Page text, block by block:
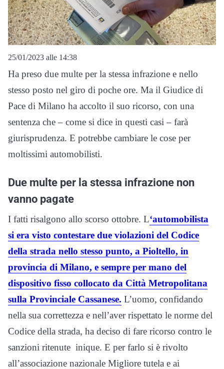
25/01/2023 alle 14:38
Ha preso due multe per la stessa infrazione e nello
stesso posto nel giro di poche ore. Ma il Giudice di
Pace di Milano ha accolto il suo ricorso, con una
sentenza che – come si dice in questi casi – farà
giurisprudenza. E potrebbe cambiare le cose per
moltissimi automobilisti.
Due multe per la stessa infrazione non
vanno pagate
I fatti risalgono allo scorso ottobre. L‘automobilista
si era visto contestare due violazioni del Codice
della strada nello stesso punto, a Pioltello, in
provincia di Milano, e sempre per mano del
dispositivo fisso collocato da Città Metropolitana
sulla Provinciale Cassanese. L’uomo, confidando
nella sua correttezza e nell’aver rispettato le norme del
Codice della strada, ha deciso di fare ricorso contro le
sanzioni ritenute inique. E per farlo si è rivolto
all’associazione nazionale Migliore tutela e ai